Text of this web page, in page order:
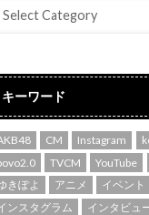
キーワード
CM Instagram
TVCM YouTube
きぽよ
アニメ イベント
ンスタグラム
インタビュ